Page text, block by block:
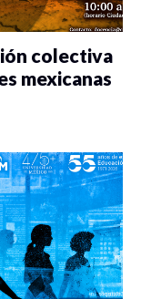
colectiva
mexicanas